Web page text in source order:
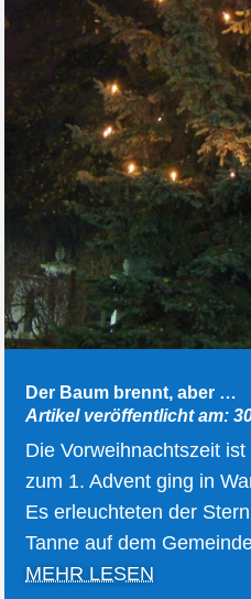
Der Baum brennt, aber …
Artikel veröffentlicht am:
Die Vorweihnachtszeit
zum 1. Advent ging in
Es erleuchteten der
Tanne auf dem
MEHR LESEN